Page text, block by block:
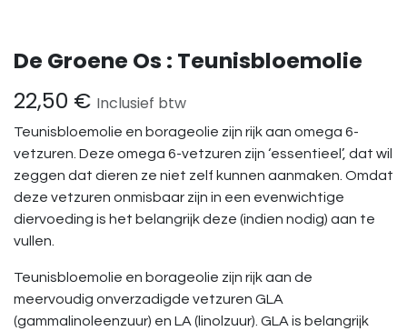
De Groene Os : Teunisbloemolie
22,50 € Inclusief btw
Teunisbloemolie en borageolie zijn rijk aan omega 6-
vetzuren. Deze omega 6-vetzuren zijn ‘essentieel’, dat wil
zeggen dat dieren ze niet zelf kunnen aanmaken. Omdat
deze vetzuren onmisbaar zijn in een evenwichtige
diervoeding is het belangrijk deze (indien nodig) aan te
vullen.
Teunisbloemolie en borageolie zijn rijk aan de
meervoudig onverzadigde vetzuren GLA
(gammalinoleenzuur) en LA (linolzuur). GLA is belangrijk